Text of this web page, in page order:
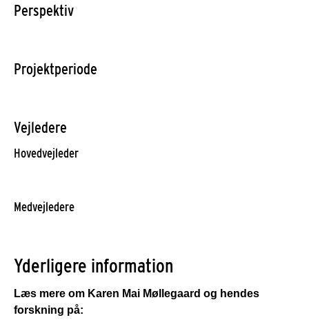
Perspektiv
Projektperiode
Vejledere
Hovedvejleder
Medvejledere
Yderligere information
Læs mere om Karen Mai Møllegaard og hendes
forskning på: